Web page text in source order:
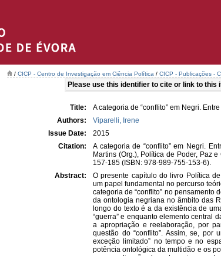
/ CICP - Centro de Investigação em Ciência Política / CICP - Publicações -
Please use this identifier to cite or link to this
Title:
A categoria de “conflito” em Negri.
Authors:
Viparelli, Irene
Issue Date:
2015
Citation:
A categoria de “conflito” em Negri.
Martins (Org.), Política de Poder, Paz
157-185 (ISBN: 978-989-755-153-6).
Abstract:
O presente capítulo do livro Política
um papel fundamental no percurso
categoria de “conflito” no pensamento
da ontologia negriana no âmbito das
longo do texto é a da existência de
“guerra” e enquanto elemento central
a apropriação e reelaboração, por
questão do “conflito”. Assim, se, por
exceção limitado” no tempo e no
potência ontológica da multidão e os